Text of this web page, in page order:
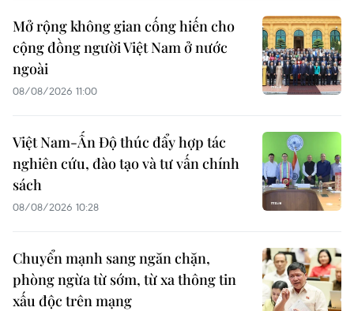
Mở rộng không gian cống hiến cho
cộng đồng người Việt Nam ở nước
ngoài
08/08/2026 11:00
Việt Nam-Ấn Độ thúc đẩy hợp tác
nghiên cứu, đào tạo và tư vấn chính
sách
08/08/2026 10:28
Chuyển mạnh sang ngăn chặn,
phòng ngừa từ sớm, từ xa thông tin
xấu độc trên mạng